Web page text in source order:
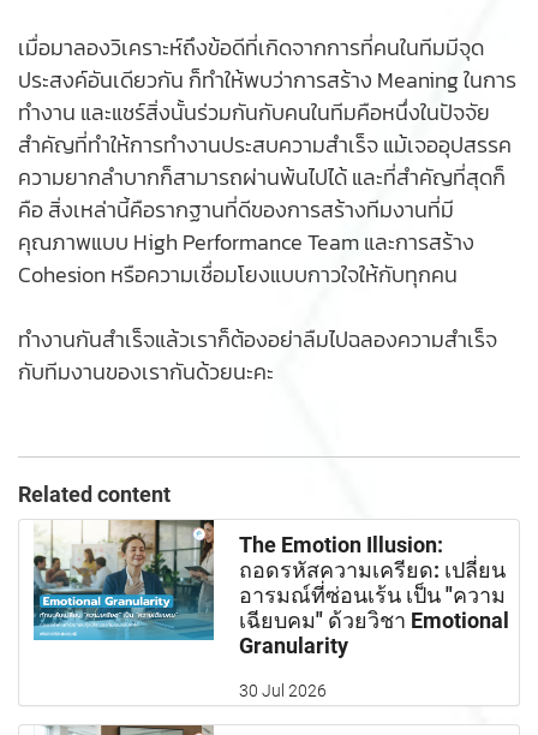
เมื่อมาลองวิเคราะห์ถึงข้อดีที่เกิดจากการที่คนในทีมมีจุด
ประสงค์อันเดียวกัน ก็ทำให้พบว่าการสร้าง Meaning ในการ
ทำงาน และแชร์สิ่งนั้นร่วมกันกับคนในทีมคือหนึ่งในปัจจัย
สำคัญที่ทำให้การทำงานประสบความสำเร็จ แม้เจออุปสรรค
ความยากลำบากก็สามารถผ่านพ้นไปได้ และที่สำคัญที่สุดก็
คือ สิ่งเหล่านี้คือรากฐานที่ดีของการสร้างทีมงานที่มี
คุณภาพแบบ High Performance Team และการสร้าง
Cohesion หรือความเชื่อมโยงแบบกาวใจให้กับทุกคน
ทำงานกันสำเร็จแล้วเราก็ต้องอย่าลืมไปฉลองความสำเร็จ
กับทีมงานของเรากันด้วยนะคะ
Related content
The Emotion Illusion:
ถอดรหัสความเครียด: เปลี่ยน
อารมณ์ที่ซ่อนเร้น เป็น "ความ
เฉียบคม" ด้วยวิชา Emotional
Granularity
30 Jul 2026